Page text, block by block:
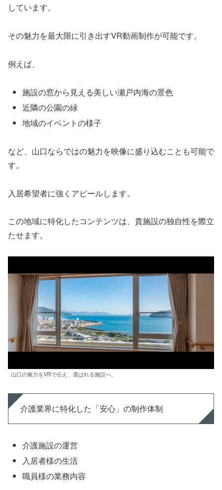
しています。
その魅力を最大限に引き出すVR動画制作が可能です。
例えば、
施設の窓から見える美しい瀬戸内海の景色
近隣の公園の緑
地域のイベントの様子
など、山口ならではの魅力を映像に盛り込むことも可能で
す。
入居希望者に強くアピールします。
この地域に特化したコンテンツは、貴施設の独自性を際立
たせます。
山口の魅力をVRで伝え、選ばれる施設へ。
介護業界に特化した「安心」の制作体制
介護施設の運営
入居者様の生活
職員様の業務内容